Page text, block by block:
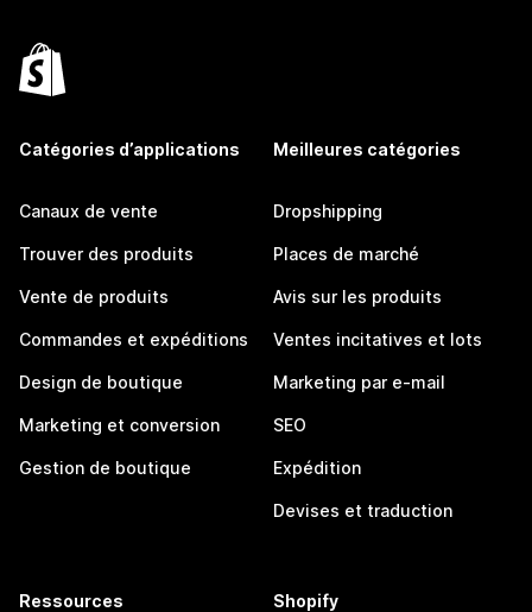
Catégories d’applications
Canaux de vente
Trouver des produits
Vente de produits
Commandes et expéditions
Design de boutique
Marketing et conversion
Gestion de boutique
Meilleures catégories
Dropshipping
Places de marché
Avis sur les produits
Ventes incitatives et lots
Marketing par e-mail
SEO
Expédition
Devises et traduction
Ressources Shopify